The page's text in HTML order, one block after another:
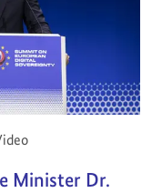
Minister Dr.